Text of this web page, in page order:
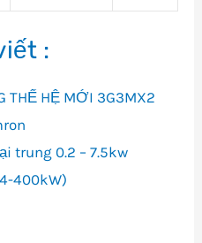
:
THẾ HỆ MỚI 3G3MX2
trung 0.2 – 7.5kw
400kW)